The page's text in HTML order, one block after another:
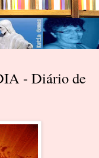
- Diário de